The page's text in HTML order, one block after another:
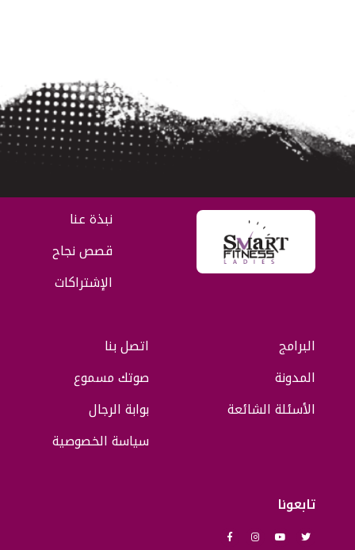
نبذة عنا
قصص نجاح
الإشتراكات
البرامج
المدونة
الأسئلة الشائعة
اتصل بنا
صوتك مسموع
بوابة الرجال
سياسة الخصوصية
تابعونا